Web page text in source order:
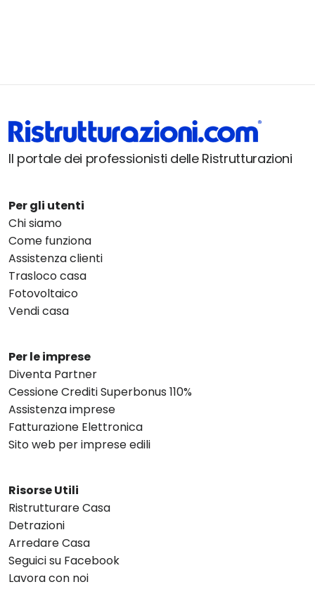
Il portale dei professionisti delle Ristrutturazioni
Per gli utenti
Chi siamo
Come funziona
Assistenza clienti
Trasloco casa
Fotovoltaico
Vendi casa
Per le imprese
Diventa Partner
Cessione Crediti Superbonus 110%
Assistenza imprese
Fatturazione Elettronica
Sito web per imprese edili
Risorse Utili
Ristrutturare Casa
Detrazioni
Arredare Casa
Seguici su Facebook
Lavora con noi